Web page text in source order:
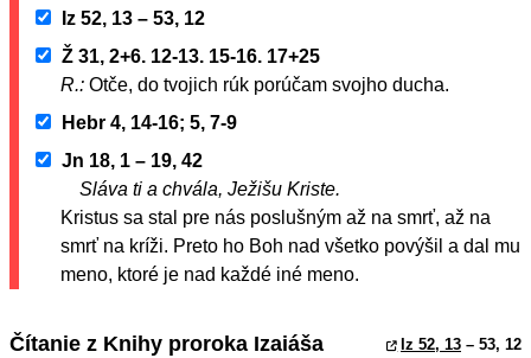
Iz 52, 13 – 53, 12
Ž 31, 2+6. 12-13. 15-16. 17+25
R.: Otče, do tvojich rúk porúčam svojho ducha.
Hebr 4, 14-16; 5, 7-9
Jn 18, 1 – 19, 42
Sláva ti a chvála, Ježišu Kriste.
Kristus sa stal pre nás poslušným až na smrť, až na
smrť na kríži. Preto ho Boh nad všetko povýšil a dal mu
meno, ktoré je nad každé iné meno.
Čítanie z Knihy proroka Izaiáša Iz 52, 13 – 53, 12